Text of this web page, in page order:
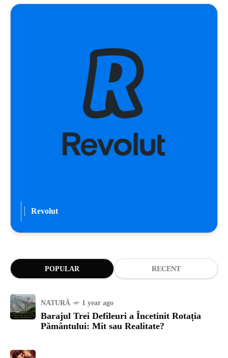
Revolut
POPULAR RECENT
NATURĂ 1 year ago
Barajul Trei Defileuri a Încetinit Rotația
Pământului: Mit sau Realitate?